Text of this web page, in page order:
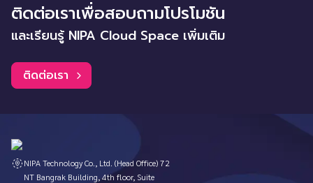
ติดต่อเราเพื่อสอบถามโปรโมชัน
และเรียนรู้ NIPA Cloud Space เพิ่มเติม
ติดต่อเรา
NIPA Technology Co., Ltd. (Head Office) 72
NT Bangrak Building, 4th floor, Suite